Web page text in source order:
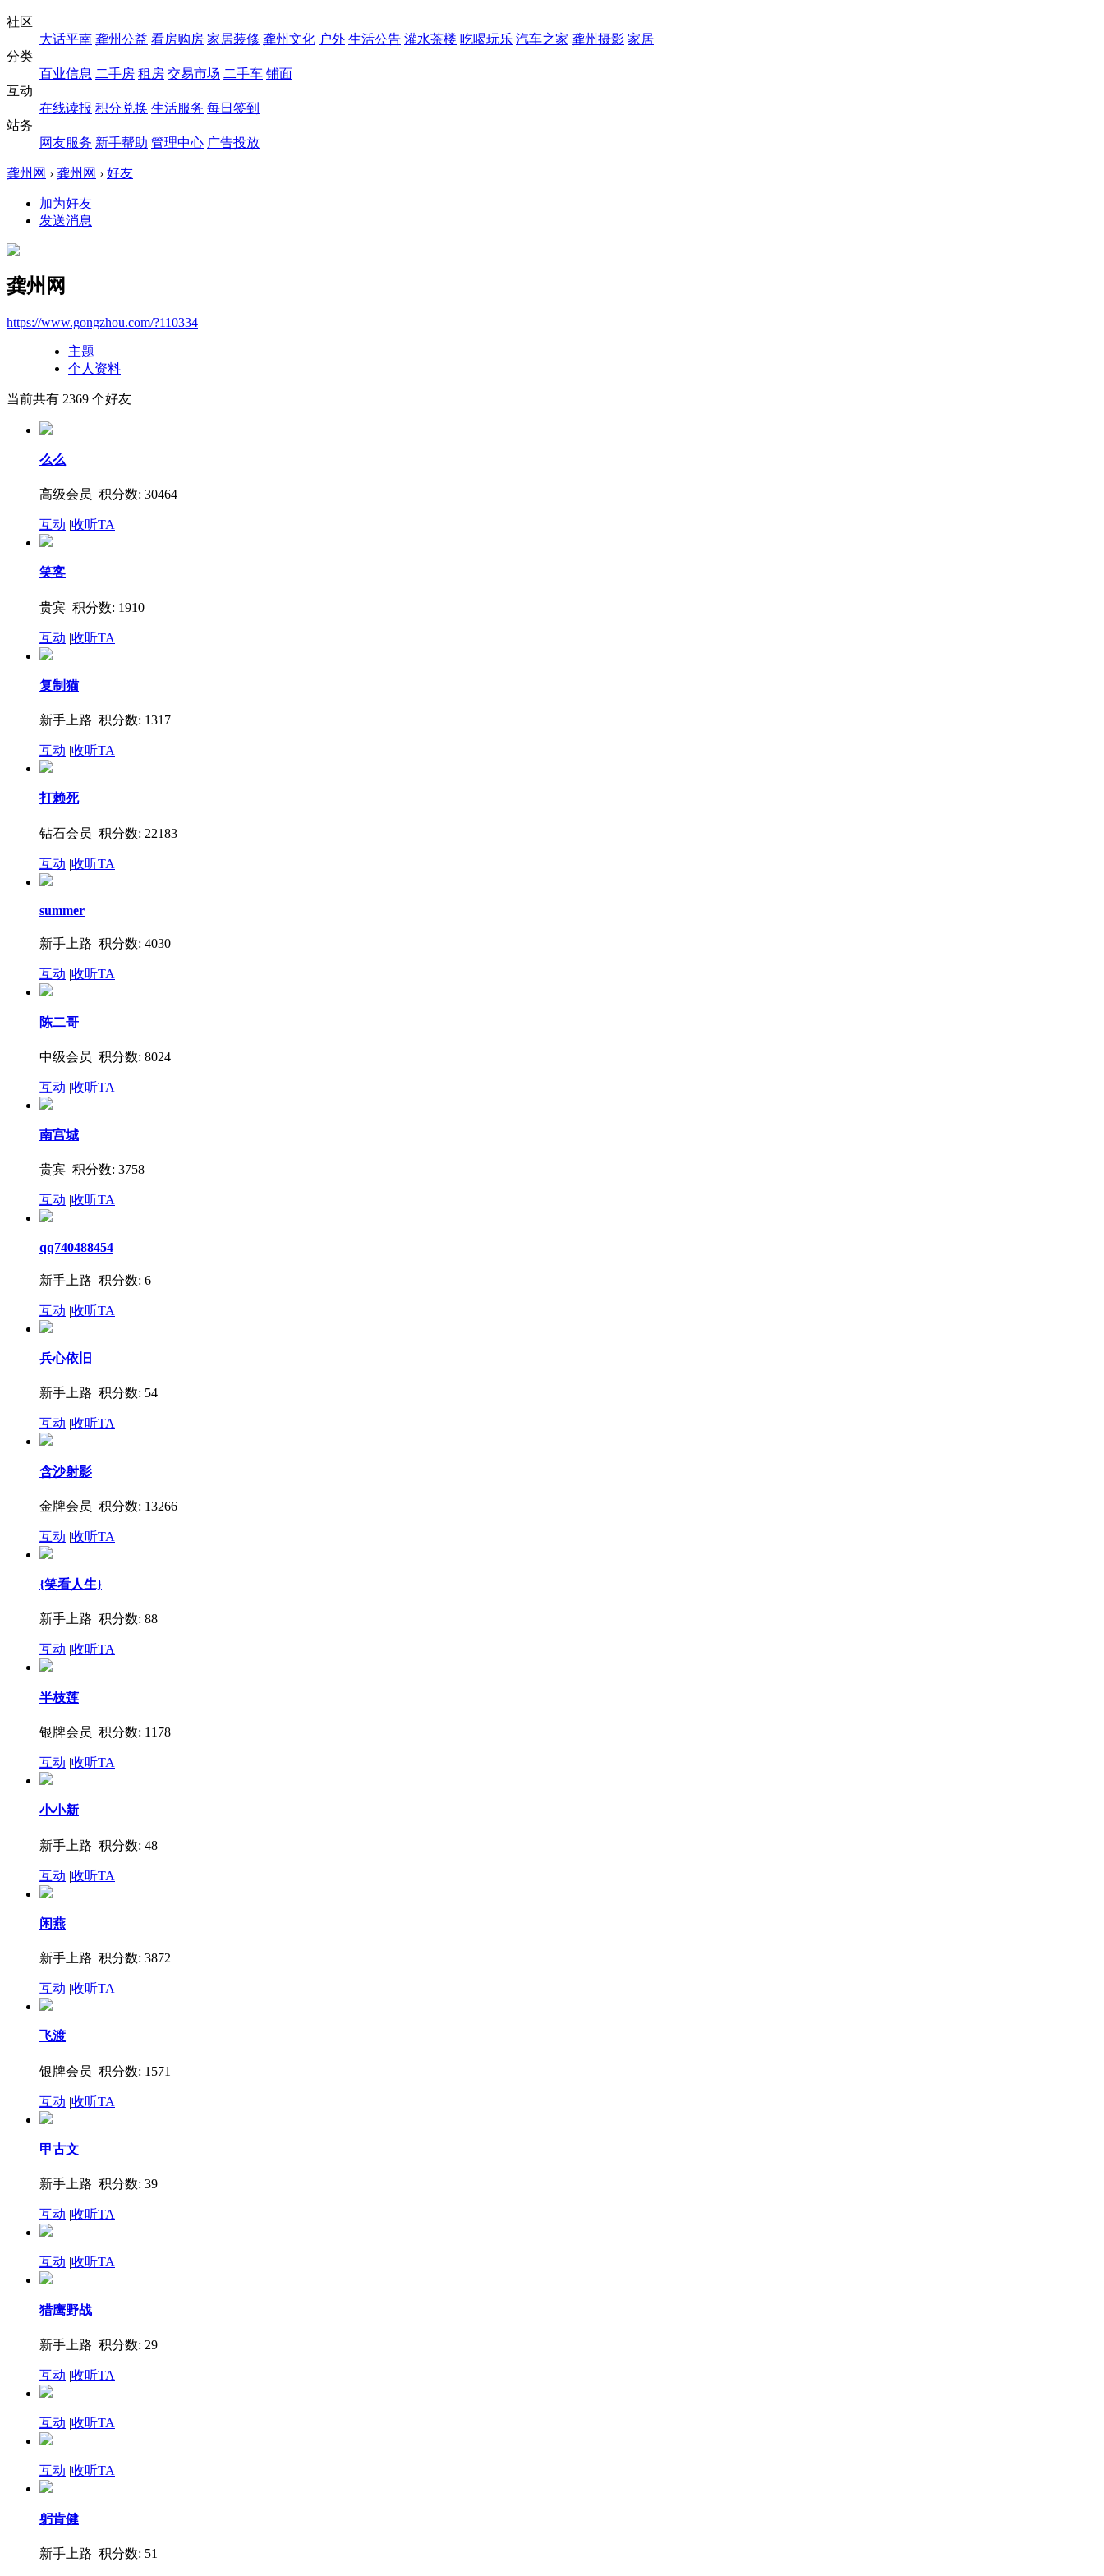
社区
大话平南 龚州公益 看房购房 家居装修 龚州文化 户外 生活公告 灌水茶楼 吃喝玩乐 汽车之家 龚州摄影 家居
分类
百业信息 二手房 租房 交易市场 二手车 铺面
互动
在线读报 积分兑换 生活服务 每日签到
站务
网友服务 新手帮助 管理中心 广告投放
龚州网 › 龚州网 › 好友
加为好友
发送消息
龚州网
https://www.gongzhou.com/?110334
主题
个人资料
当前共有 2369 个好友
么么
高级会员 积分数: 30464
互动 |收听TA
笑客
贵宾 积分数: 1910
互动 |收听TA
复制猫
新手上路 积分数: 1317
互动 |收听TA
打赖死
钻石会员 积分数: 22183
互动 |收听TA
summer
新手上路 积分数: 4030
互动 |收听TA
陈二哥
中级会员 积分数: 8024
互动 |收听TA
南宫城
贵宾 积分数: 3758
互动 |收听TA
qq740488454
新手上路 积分数: 6
互动 |收听TA
兵心依旧
新手上路 积分数: 54
互动 |收听TA
含沙射影
金牌会员 积分数: 13266
互动 |收听TA
{笑看人生}
新手上路 积分数: 88
互动 收听TA
半枝莲
银牌会员 积分数: 1178
互动 |收听TA
小小新
新手上路 积分数: 48
互动 |收听TA
闲燕
新手上路 积分数: 3872
互动 |收听TA
飞渡
银牌会员 积分数: 1571
互动 |收听TA
甲古文
新手上路 积分数: 39
互动 |收听TA
互动 |收听TA
猎鹰野战
新手上路 积分数: 29
互动 |收听TA
互动 |收听TA
互动 收听TA
躬肯健
新手上路 积分数: 51